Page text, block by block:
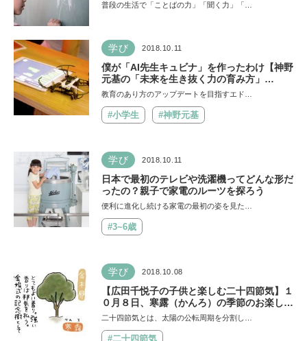
普段の生活で「ことばの力」「聞く力」「…
学び 2018.10.11
僕が「AI先生キュビナ」を作ったわけ【神野
元基の「未来を生き抜く力の育み方」
vol.1】
教育のあり方のアップデートを目指すエド…
#小学生 #神野元基
学び 2018.10.11
日本で最初のテレビや洗濯機ってどんな形だ
ったの？親子で家電のルーツを探ろう
便利に進化し続ける家電の最初の姿を見た…
#3~6歳
学び 2018.10.08
【広田千悦子の子供と楽しむ二十四節気】１
０月８日、寒露（かんろ）の季節のお楽しみ
は
二十四節気とは、太陽の公転周期を分割し…
#二十四節気